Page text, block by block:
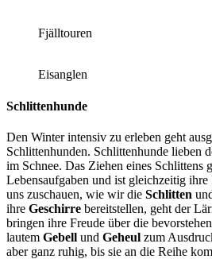
Fjälltouren
Eisanglen
Schlittenhunde
Den Winter intensiv zu erleben geht
Schlittenhunden. Schlittenhunde lieben
im Schnee. Das Ziehen eines Schlittens
Lebensaufgaben und ist gleichzeitig
uns zuschauen, wie wir die Schlitten
ihre Geschirre bereitstellen, geht der
bringen ihre Freude über die
lautem Gebell und Geheul zum
aber ganz ruhig, bis sie an die Reihe